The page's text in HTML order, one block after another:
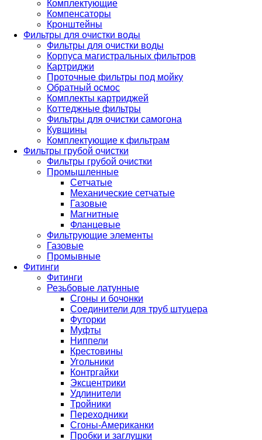
Комплектующие
Компенсаторы
Кронштейны
Фильтры для очистки воды
Фильтры для очистки воды
Корпуса магистральных фильтров
Картриджи
Проточные фильтры под мойку
Обратный осмос
Комплекты картриджей
Коттеджные фильтры
Фильтры для очистки самогона
Кувшины
Комплектующие к фильтрам
Фильтры грубой очистки
Фильтры грубой очистки
Промышленные
Сетчатые
Механические сетчатые
Газовые
Магнитные
Фланцевые
Фильтрующие элементы
Газовые
Промывные
Фитинги
Фитинги
Резьбовые латунные
Сгоны и бочонки
Соединители для труб штуцера
Футорки
Муфты
Ниппели
Крестовины
Угольники
Контргайки
Эксцентрики
Удлинители
Тройники
Переходники
Сгоны-Американки
Пробки и заглушки